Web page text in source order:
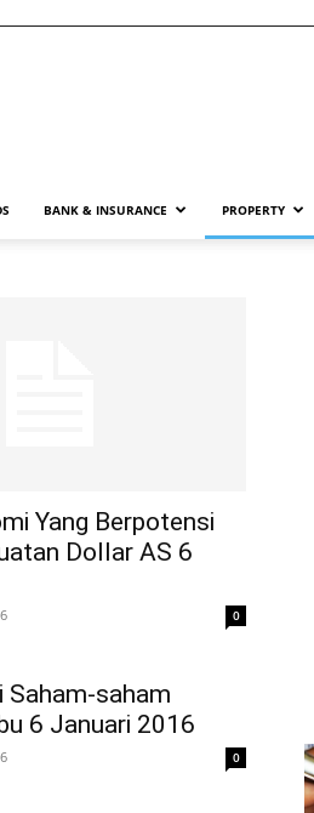
BANK & INSURANCE PROPERTY
Yang Berpotensi
Dollar AS 6
0
Saham-saham
6 Januari 2016
0